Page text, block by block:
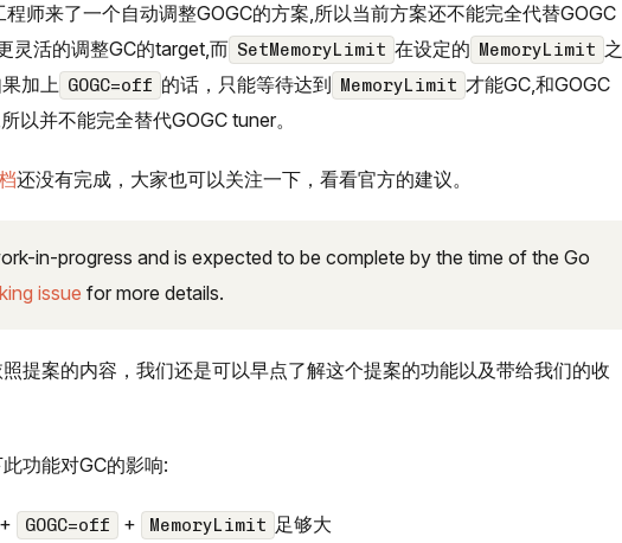
师来了一个自动调整GOGC的方案,所以当前方案还不能完全代替GOGC
灵活的调整GC的target,而 SetMemoryLimit 在设定的 MemoryLimit 之
加上 GOGC=off 的话，只能等待达到 MemoryLimit 才能GC,和GOGC
以并不能完全替代GOGC tuner。
还没有完成，大家也可以关注一下，看看官方的建议。
in-progress and is expected to be complete by the time of the Go
issue for more details.
提案的内容，我们还是可以早点了解这个提案的功能以及带给我们的收
功能对GC的影响:
+ GOGC=off + MemoryLimit 足够大